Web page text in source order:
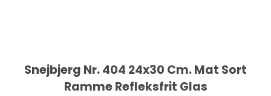
Snejbjerg Nr. 404 24x30 Cm. Mat Sort
Ramme Refleksfrit Glas